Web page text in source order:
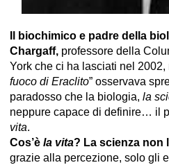
Il biochimico e padre della
Chargaff, professore della
York che ci ha lasciati nel
fuoco di Eraclito” osservava
paradosso che la biologia, la
neppure capace di definire… il
vita.
Cos’è la vita? La scienza non
grazie alla percezione, solo gli